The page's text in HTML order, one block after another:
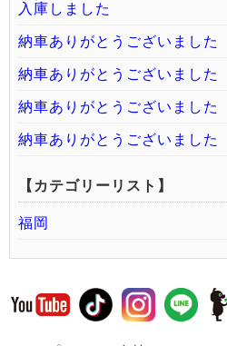
入庫しました
納車ありがとうございました
納車ありがとうございました
納車ありがとうございました
納車ありがとうございました
【カテゴリーリスト】
福岡